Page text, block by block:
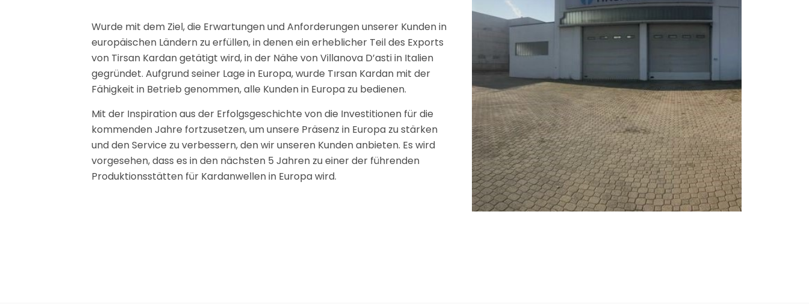
Wurde mit dem Ziel, die Erwartungen und Anforderungen unserer Kunden in
europäischen Ländern zu erfüllen, in denen ein erheblicher Teil des Exports
von Tirsan Kardan getätigt wird, in der Nähe von Villanova D’asti in Italien
gegründet. Aufgrund seiner Lage in Europa, wurde Tırsan Kardan mit der
Fähigkeit in Betrieb genommen, alle Kunden in Europa zu bedienen.
Mit der Inspiration aus der Erfolgsgeschichte von die Investitionen für die
kommenden Jahre fortzusetzen, um unsere Präsenz in Europa zu stärken
und den Service zu verbessern, den wir unseren Kunden anbieten. Es wird
vorgesehen, dass es in den nächsten 5 Jahren zu einer der führenden
Produktionsstätten für Kardanwellen in Europa wird.